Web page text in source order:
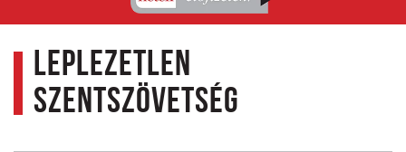
Leplezetlen
szentszövetség